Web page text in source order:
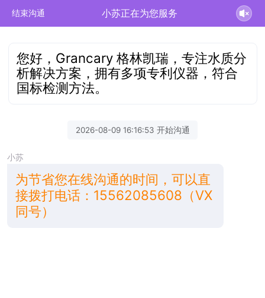
结束沟通 小苏正在为您服务
您好，Grancary 格林凯瑞，专注水质分
析解决方案，拥有多项专利仪器，符合
国标检测方法。
2026-08-09 16:16:53 开始沟通
小苏
为节省您在线沟通的时间，可以直
接拨打电话：15562085608（VX
同号）